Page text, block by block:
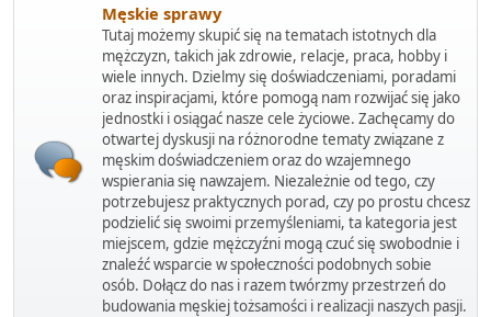
Męskie sprawy
Tutaj możemy skupić się na tematach istotnych dla
mężczyzn, takich jak zdrowie, relacje, praca, hobby i
wiele innych. Dzielmy się doświadczeniami, poradami
oraz inspiracjami, które pomogą nam rozwijać się jako
jednostki i osiągać nasze cele życiowe. Zachęcamy do
otwartej dyskusji na różnorodne tematy związane z
męskim doświadczeniem oraz do wzajemnego
wspierania się nawzajem. Niezależnie od tego, czy
potrzebujesz praktycznych porad, czy po prostu chcesz
podzielić się swoimi przemyśleniami, ta kategoria jest
miejscem, gdzie mężczyźni mogą czuć się swobodnie i
znaleźć wsparcie w społeczności podobnych sobie
osób. Dołącz do nas i razem twórzmy przestrzeń do
budowania męskiej tożsamości i realizacji naszych pasji.